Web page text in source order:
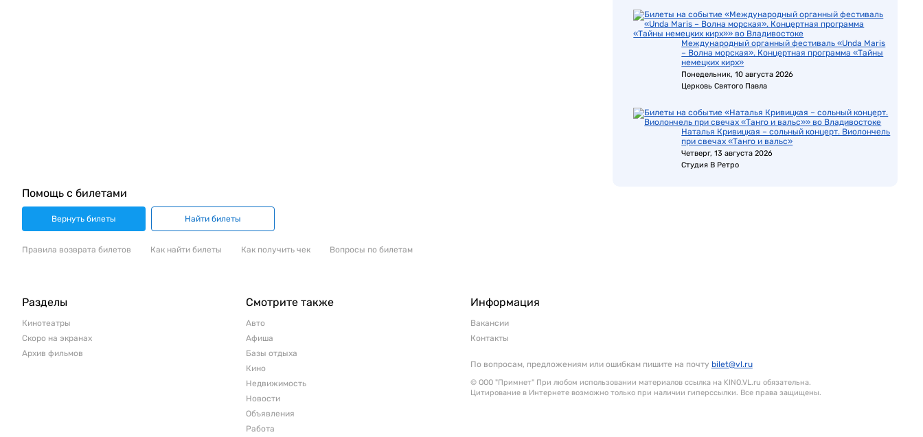
Международный органный фестиваль «Unda Maris
– Волна морская». Концертная программа «Тайны
немецких кирх»
Понедельник, 10 августа 2026
Церковь Святого Павла
Наталья Кривицкая – сольный концерт. Виолончель
при свечах «Танго и вальс»
Четверг, 13 августа 2026
Студия В Ретро
Помощь с билетами
Вернуть билеты Найти билеты
Правила возврата билетов Как найти билеты Как получить чек Вопросы по билетам
Разделы
Кинотеатры
Скоро на экранах
Архив фильмов
Смотрите также
Авто
Афиша
Базы отдыха
Кино
Недвижимость
Новости
Объявления
Работа
Информация
Вакансии
Контакты
По вопросам, предложениям или ошибкам пишите на почту bilet@vl.ru
© ООО "Примнет" При любом использовании материалов ссылка на KINO.VL.ru обязательна.
Цитирование в Интернете возможно только при наличии гиперссылки. Все права защищены.